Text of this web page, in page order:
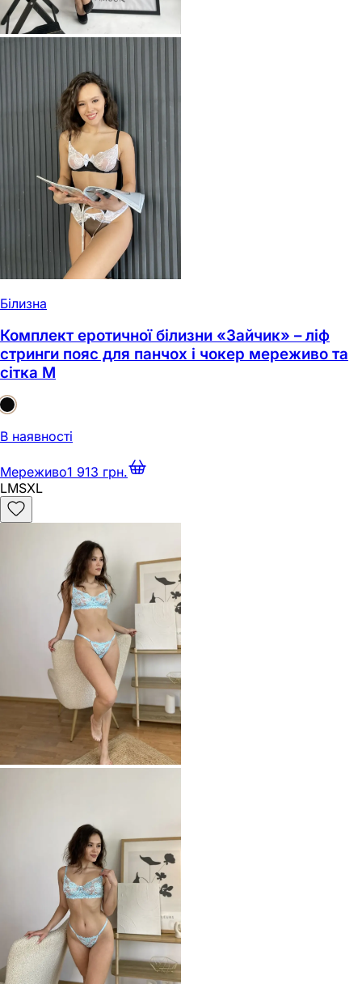
Білизна
Комплект еротичної білизни «Зайчик» – ліф
стринги пояс для панчох і чокер мереживо та
сітка M
В наявності
Мереживо1 913 грн.
LMSXL